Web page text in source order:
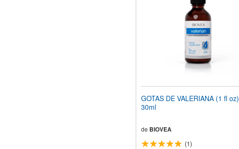
GOTAS DE VALERIANA (1 fl oz)
30ml
de BIOVEA
(1)